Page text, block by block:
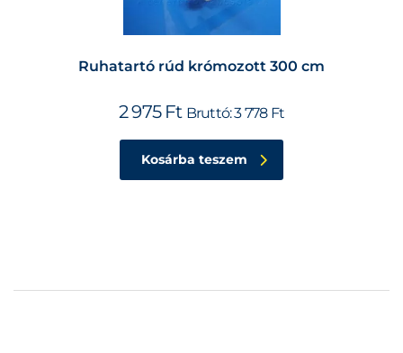
Ruhatartó rúd krómozott 300 cm
2 975 Ft Bruttó:3 778 Ft
Kosárba teszem